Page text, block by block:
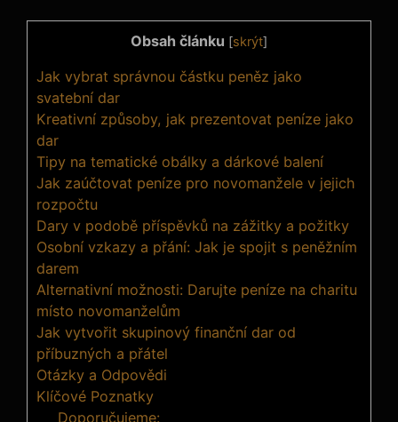
Obsah článku [skrýt]
Jak vybrat správnou částku peněz jako
svatební dar
Kreativní způsoby, jak prezentovat peníze jako
dar
Tipy na tematické obálky a dárkové balení
Jak zaúčtovat peníze pro novomanžele v jejich
rozpočtu
Dary v podobě příspěvků na zážitky a požitky
Osobní vzkazy a přání: Jak je spojit s peněžním
darem
Alternativní možnosti: Darujte peníze na charitu
místo novomanželům
Jak vytvořit skupinový finanční dar od
příbuzných a přátel
Otázky a Odpovědi
Klíčové Poznatky
Doporučujeme: